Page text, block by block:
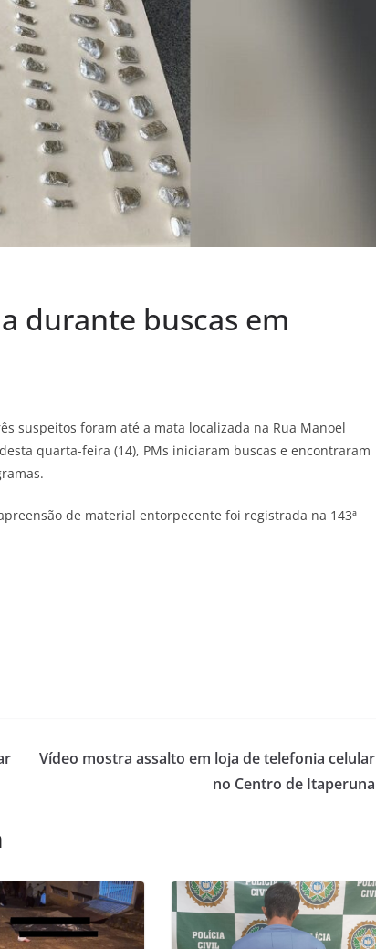
durante buscas em
suspeitos foram até a mata localizada na Rua Manoel
quarta-feira (14), PMs iniciaram buscas e encontraram
de material entorpecente foi registrada na 143ª
Vídeo mostra assalto em loja de telefonia celular
no Centro de Itaperuna